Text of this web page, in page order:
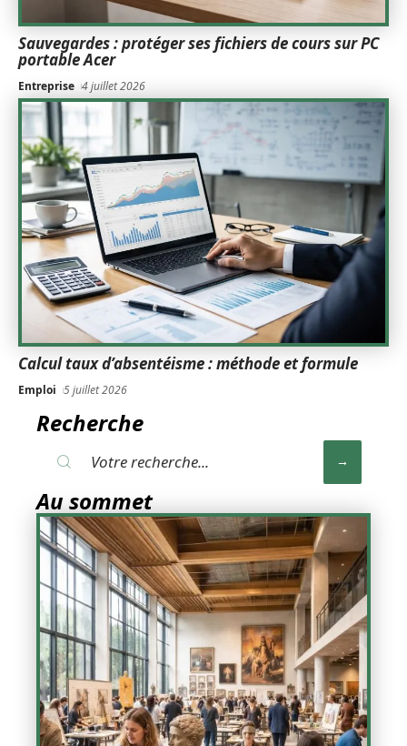
Sauvegardes : protéger ses fichiers de cours sur PC
portable Acer
Entreprise 4 juillet 2026
Calcul taux d’absentéisme : méthode et formule
Emploi 5 juillet 2026
Recherche
Au sommet